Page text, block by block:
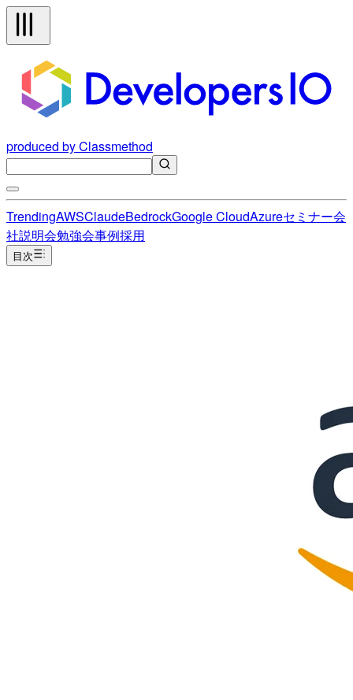
produced by Classmethod
TrendingAWSClaudeBedrockGoogle CloudAzureセミナー会
社説明会勉強会事例採用
目次